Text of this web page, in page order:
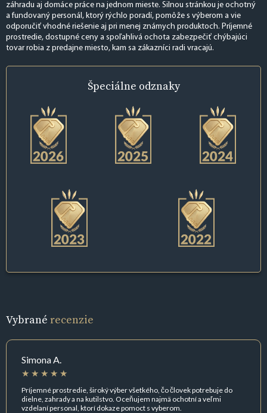
záhradu aj domáce práce na jednom mieste. Silnou stránkou je ochotný
a fundovaný personál, ktorý rýchlo poradí, pomôže s výberom a vie
odporučiť vhodné riešenie aj pri menej známych produktoch. Príjemné
prostredie, dostupné ceny a spoľahlivá ochota zabezpečiť chýbajúci
tovar robia z predajne miesto, kam sa zákazníci radi vracajú.
Špeciálne odznaky
Vybrané recenzie
Simona A.
Príjemné prostredie, široký výber všetkého, čo človek potrebuje do
dielne, zahrady a na kutilstvo. Oceňujem najmä ochotní a veľmi
vzdelaní personal, ktorí dokaze pomoct s vyberom.